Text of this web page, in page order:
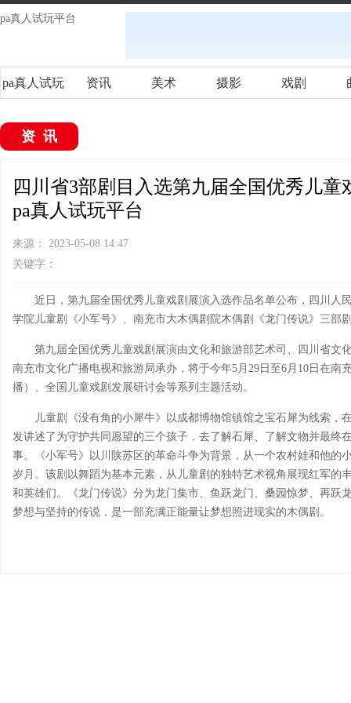
pa真人试玩平台
pa真人试玩 资讯 美术 摄影 戏剧
资讯
四川省3部剧目入选第九届全国优秀儿
pa真人试玩平台
来源： 2023-05-08 14:47
关键字：
近日，第九届全国优秀儿童戏剧展演入选作品名单公布，四川人
学院儿童剧《小军号》、南充市大木偶剧院木偶剧《龙门传说》三部
第九届全国优秀儿童戏剧展演由文化和旅游部艺术司、四川省文
南充市文化广播电视和旅游局承办，将于今年5月29日至6月10日在南
播）、全国儿童戏剧发展研讨会等系列主题活动。
儿童剧《没有角的小犀牛》以成都博物馆镇馆之宝石犀为线索，
发讲述了为守护共同愿望的三个孩子，去了解石犀、了解文物并最终
事。《小军号》以川陕苏区的革命斗争为背景，从一个农村娃和他的
岁月。该剧以舞蹈为基本元素，从儿童剧的独特艺术视角展现红军的
和英雄们。《龙门传说》分为龙门集市、鱼跃龙门、桑园惊梦、再跃
梦想与坚持的传说，是一部充满正能量让梦想照进现实的木偶剧。